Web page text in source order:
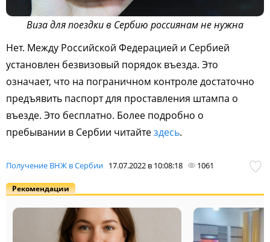
Виза для поездки в Сербию россиянам не нужна
Нет. Между Российской Федерацией и Сербией
установлен безвизовый порядок въезда. Это
означает, что на пограничном контроле достаточно
предъявить паспорт для проставления штампа о
въезде. Это бесплатно. Более подробно о
пребывании в Сербии читайтездесь.
Получение ВНЖ в Сербии 17.07.2022 в 10:08:18 1061
Рекомендации